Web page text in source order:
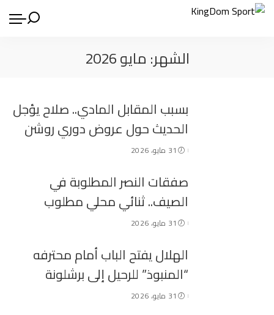
الشهر: مايو 2026
بسبب المقابل المادي.. صلاح يؤجل
الحديث حول عروض دوري روشن
31 مايو، 2026
صفقات النصر المطلوبة في
الصيف.. ثنائي محلي مطلوب
31 مايو، 2026
الهلال يفتح الباب أمام محترفه
“المنبوذ” للرحيل إلى برشلونة
31 مايو، 2026